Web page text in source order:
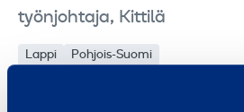
työnjohtaja, Kittilä
Lappi Pohjois-Suomi